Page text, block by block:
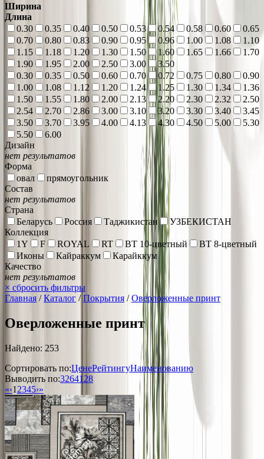
Ширина
Длина
0.30
0.35 0.40 0.50 0.53 0.54 0.58 0.60
0.65
0.70
0.80 0.83 0.90 0.95 0.96 1.00 1.08
1.10
1.15
1.18 1.20 1.30 1.50 1.60 1.65 1.66
1.70
1.90
1.95 2.00 2.50 3.00
3.50
0.30
0.35 0.50 0.60 0.70 0.72 0.75 0.80
0.90
1.00
1.08 1.12 1.20 1.24 1.25 1.30 1.34
1.36
1.50
1.55 1.80 2.00 2.13 2.20 2.30 2.32
2.50
2.54
2.70 2.86 3.00 3.10 3.20 3.30 3.40
3.45
3.50
3.70 3.95 4.00 4.13 4.30 4.50 5.00
5.30
5.50
6.00
Дизайн
нет результатов
Форма
овал
прямоугольник
Состав
нет результатов
Страна
Беларусь
Россия Таджикистан
УЗБЕКИСТАН
Коллекция
1Y
F ROYAL RT ВТ 10-цветный
ВТ 8-цветный
Иконы
Кайраккум
Карайккум
Качество
нет результатов
× сбросить фильтры
Главная /Каталог /Покрытия /Оверложенные принт
Оверложенные принт
Найдено: 253
Сортировать по:ЦенеРейтингуНаименованию
Выводить по:3264128
«‹1 2345›»